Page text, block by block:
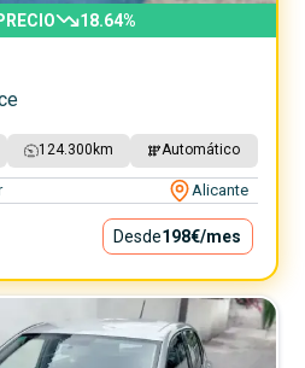
18.64%
124.300 km Automático
Alicante
Desde198€/mes